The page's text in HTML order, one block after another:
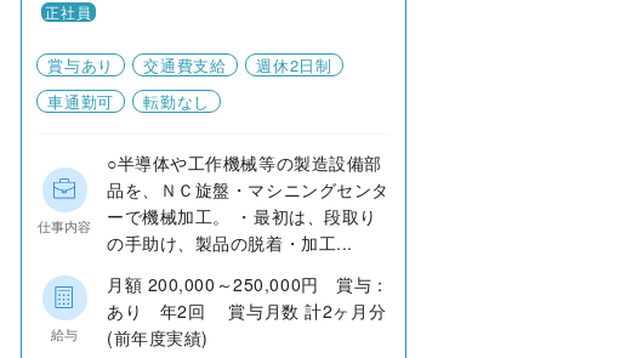
正社員
賞与あり 交通費支給
週休2日制
車通勤可
転勤なし
仕事内容
○半導体や工作機械等の製造設備部
品を、ＮＣ旋盤・マシニングセンタ
ーで機械加工。 ・最初は、段取り
の手助け、製品の脱着・加工...
給与
月額 200,000～250,000円 賞与：
あり 年2回 賞与月数 計2ヶ月分
(前年度実績)